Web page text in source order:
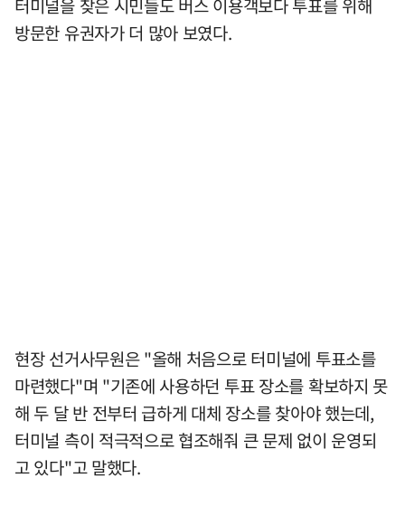
터미널을 찾은 시민들도 버스 이용객보다 투표를 위해
방문한 유권자가 더 많아 보였다.
현장 선거사무원은 "올해 처음으로 터미널에 투표소를
마련했다"며 "기존에 사용하던 투표 장소를 확보하지 못
해 두 달 반 전부터 급하게 대체 장소를 찾아야 했는데,
터미널 측이 적극적으로 협조해줘 큰 문제 없이 운영되
고 있다"고 말했다.